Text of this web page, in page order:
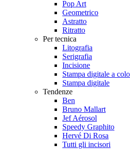
Pop Art
Geometrico
Astratto
Ritratto
Per tecnica
Litografia
Serigrafia
Incisione
Stampa digitale a
Stampa digitale
Tendenze
Ben
Bruno Mallart
Jef Aérosol
Speedy Graphito
Hervé Di Rosa
Tutti gli incisori